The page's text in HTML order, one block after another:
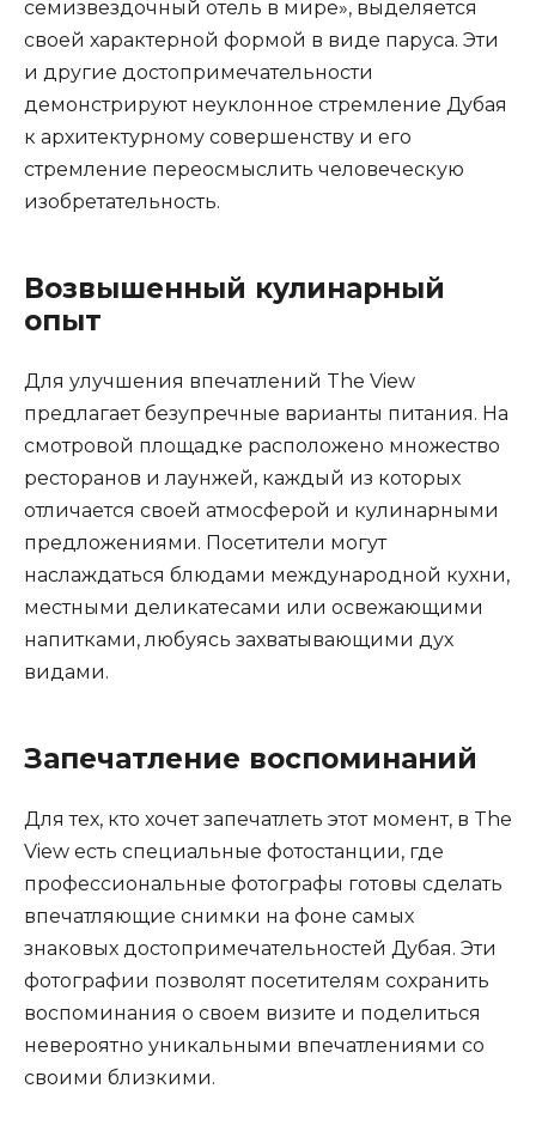
семизвездочный отель в мире», выделяется
своей характерной формой в виде паруса. Эти
и другие достопримечательности
демонстрируют неуклонное стремление Дубая
к архитектурному совершенству и его
стремление переосмыслить человеческую
изобретательность.
Возвышенный кулинарный
опыт
Для улучшения впечатлений The View
предлагает безупречные варианты питания. На
смотровой площадке расположено множество
ресторанов и лаунжей, каждый из которых
отличается своей атмосферой и кулинарными
предложениями. Посетители могут
наслаждаться блюдами международной кухни,
местными деликатесами или освежающими
напитками, любуясь захватывающими дух
видами.
Запечатление воспоминаний
Для тех, кто хочет запечатлеть этот момент, в The
View есть специальные фотостанции, где
профессиональные фотографы готовы сделать
впечатляющие снимки на фоне самых
знаковых достопримечательностей Дубая. Эти
фотографии позволят посетителям сохранить
воспоминания о своем визите и поделиться
невероятно уникальными впечатлениями со
своими близкими.